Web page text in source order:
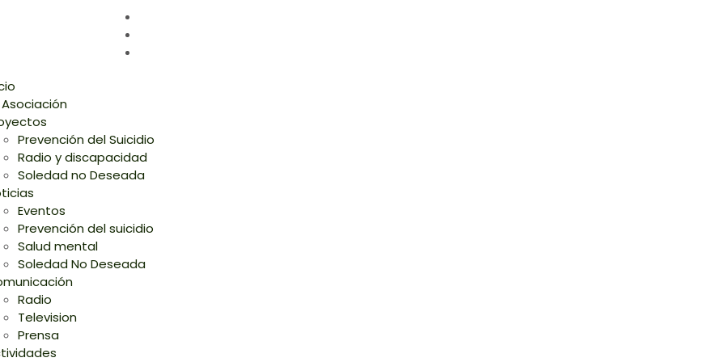
Asociación
Prevención del Suicidio
Radio y discapacidad
Soledad no Deseada
Eventos
Prevención del suicidio
Salud mental
Soledad No Deseada
Radio
Television
Prensa